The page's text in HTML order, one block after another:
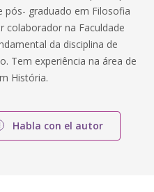
pós- graduado em Filosofia
colaborador na Faculdade
da disciplina de
Tem experiência na área de
História.
Habla con el autor